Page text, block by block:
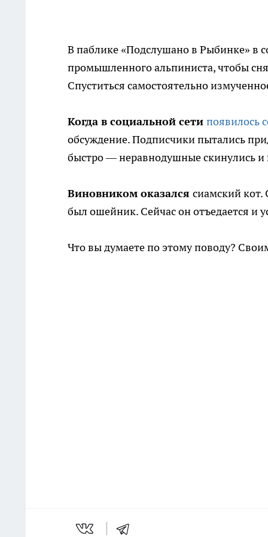
В паблике «Подслушано в Рыбинке» в
промышленного альпиниста, чтобы
Спуститься самостоятельно
Когда в социальной сети появилось
обсуждение. Подписчики пытались
быстро — неравнодушные скинулись
Виновником оказался сиамский кот.
был ошейник. Сейчас он отъедается и
Что вы думаете по этому поводу?